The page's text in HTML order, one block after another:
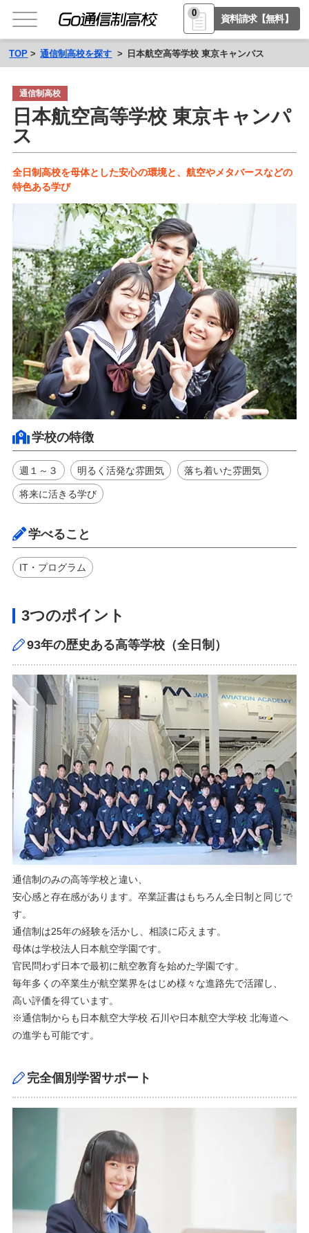
0
資料請求【無料】
TOP 通信制高校を探す 日本航空高等学校 東京キャンパス
通信制高校
日本航空高等学校 東京キャンパ
ス
全日制高校を母体とした安心の環境と、航空やメタバースなどの
特色ある学び
学校の特徴
週１～３ 明るく活発な雰囲気 落ち着いた雰囲気
将来に活きる学び
学べること
IT・プログラム
3つのポイント
93年の歴史ある高等学校（全日制）
通信制のみの高等学校と違い、
安心感と存在感があります。卒業証書はもちろん全日制と同じで
す。
通信制は25年の経験を活かし、相談に応えます。
​母体は学校法人日本航空学園です。
官民問わず日本で最初に航空教育を始めた学園です。
毎年多くの卒業生が航空業界をはじめ様々な進路先で活躍し、
高い評価を得ています。
※通信制からも日本航空大学校 石川や日本航空大学校 北海道へ
の進学も可能です。
完全個別学習サポート